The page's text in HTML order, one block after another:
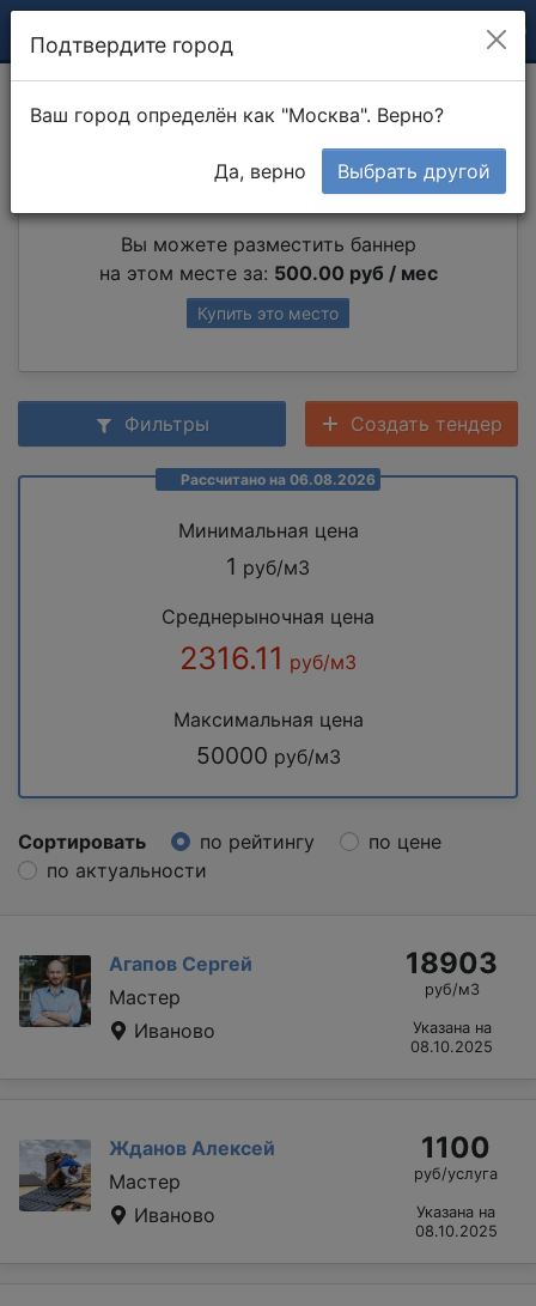
Сборка полки
Вы можете разместить баннер
на этом месте за: 500.00 руб / мес
Купить это место
Фильтры Создать тендер
Рассчитано на 06.08.2026
Минимальная цена
1 руб/м3
Среднерыночная цена
2316.11 руб/м3
Максимальная цена
50000 руб/м3
Сортировать по рейтингу
по цене
по актуальности
Агапов Сергей
Мастер
Иваново
18903
руб/м3
Указана на
08.10.2025
Жданов Алексей
Мастер
Иваново
1100
руб/услуга
Указана на
08.10.2025
Подтвердите город
Ваш город определён как "Москва". Верно?
Да, верно Выбрать другой